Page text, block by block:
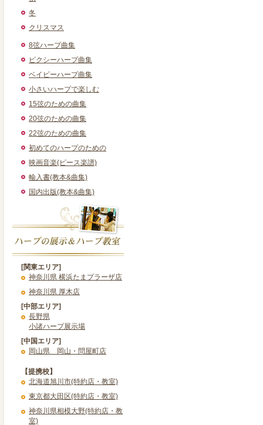
冬
クリスマス
8弦ハープ曲集
ピクシーハープ曲集
ベイビーハープ曲集
小さいハープで楽しむ
15弦のための曲集
20弦のための曲集
22弦のための曲集
初めてのハープのための
映画音楽(ピース楽譜)
輸入書(教本&曲集)
国内出版(教本&曲集)
[関東エリア]
神奈川県 横浜たまプラーザ店
神奈川県 厚木店
[中部エリア]
長野県
小諸ハープ展示場
[中国エリア]
岡山県 岡山・問屋町店
【提携校】
北海道旭川市(特約店・教室)
東京都大田区(特約店・教室)
神奈川県相模大野(特約店・教
室)